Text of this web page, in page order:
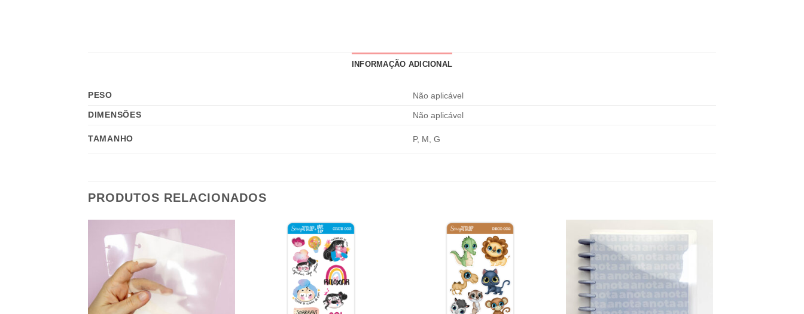
INFORMAÇÃO ADICIONAL
PESO
Não aplicável
DIMENSÕES
Não aplicável
TAMANHO P, M, G
PRODUTOS RELACIONADOS